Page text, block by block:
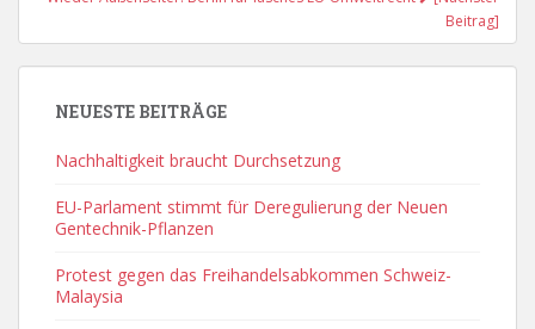
Beitrag]
NEUESTE BEITRÄGE
Nachhaltigkeit braucht Durchsetzung
EU-Parlament stimmt für Deregulierung der Neuen
Gentechnik-Pflanzen
Protest gegen das Freihandelsabkommen Schweiz-
Malaysia